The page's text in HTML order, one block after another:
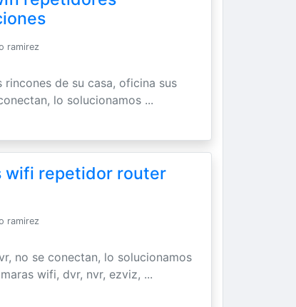
ramirez
de su casa, oficina sus
lo solucionamos ...
wifi repetidor router
ramirez
no se conectan, lo solucionamos
wifi, dvr, nvr, ezviz, ...